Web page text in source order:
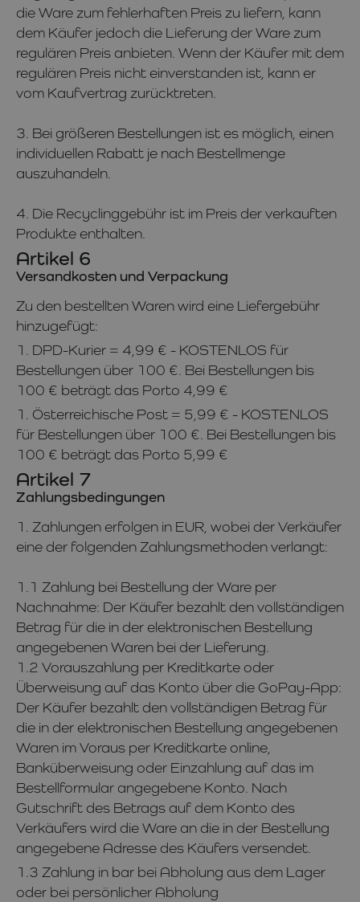
die Ware zum fehlerhaften Preis zu liefern, kann
dem Käufer jedoch die Lieferung der Ware zum
regulären Preis anbieten. Wenn der Käufer mit dem
regulären Preis nicht einverstanden ist, kann er
vom Kaufvertrag zurücktreten.
3. Bei größeren Bestellungen ist es möglich, einen
individuellen Rabatt je nach Bestellmenge
auszuhandeln.
4. Die Recyclinggebühr ist im Preis der verkauften
Produkte enthalten.
Artikel 6
Versandkosten und Verpackung
Zu den bestellten Waren wird eine Liefergebühr
hinzugefügt:
1. DPD-Kurier = 4,99 € - KOSTENLOS für
Bestellungen über 100 €. Bei Bestellungen bis
100 € beträgt das Porto 4,99 €
1. Österreichische Post = 5,99 € - KOSTENLOS
für Bestellungen über 100 €. Bei Bestellungen bis
100 € beträgt das Porto 5,99 €
Artikel 7
Zahlungsbedingungen
1. Zahlungen erfolgen in EUR, wobei der Verkäufer
eine der folgenden Zahlungsmethoden verlangt:
1.1 Zahlung bei Bestellung der Ware per
Nachnahme: Der Käufer bezahlt den vollständigen
Betrag für die in der elektronischen Bestellung
angegebenen Waren bei der Lieferung.
1.2 Vorauszahlung per Kreditkarte oder
Überweisung auf das Konto über die GoPay-App:
Der Käufer bezahlt den vollständigen Betrag für
die in der elektronischen Bestellung angegebenen
Waren im Voraus per Kreditkarte online,
Banküberweisung oder Einzahlung auf das im
Bestellformular angegebene Konto. Nach
Gutschrift des Betrags auf dem Konto des
Verkäufers wird die Ware an die in der Bestellung
angegebene Adresse des Käufers versendet.
1.3 Zahlung in bar bei Abholung aus dem Lager
oder bei persönlicher Abholung